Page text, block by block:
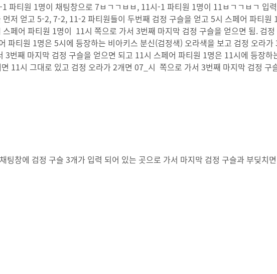
파티원 1명이 채팅창으로 7ㅂㄱㄱㅂㅂ, 11시-1 파티원 1명이 11ㅂㄱㄱㅂㄱ 입
저 얻고 5-2, 7-2, 11-2 파티원들이 두번째 검정 구슬을 얻고 5시 스페어 파티원
페어 파티원 1명이 11시 쪽으로 가서 3번째 마지막 검정 구슬을 얻으면 됨. 검정
파티원 1명은 5시에 등장하는 비아키스 분신(검정색) 오라색을 보고 검정 오라가
번째 마지막 검정 구슬을 얻으면 되고 11시 스페어 파티원 1명은 11시에 등장하
11시 그대로 있고 검정 오라가 2개면 07_시 쪽으로 가서 3번째 마지막 검정 구
창에 검정 구슬 3개가 입력 되어 있는 곳으로 가서 마지막 검정 구슬과 부딪치